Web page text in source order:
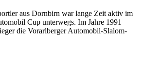
aus Dornbirn war lange Zeit aktiv im
Cup unterwegs. Im Jahre 1991
die Vorarlberger Automobil-Slalom-